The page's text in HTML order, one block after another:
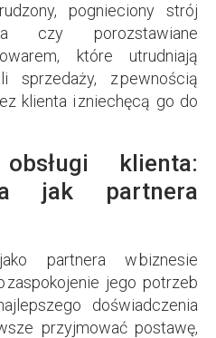
pognieciony strój
czy porozstawiane
które utrudniają
z pewnością
klienta i zniechęcą go do
klienta:
jak partnera
partnera w biznesie
zaspokojenie jego potrzeb
doświadczenia
przyjmować postawę,